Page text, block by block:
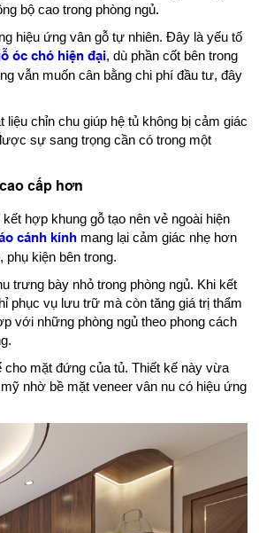
bộ cao trong phòng ngủ.
hiệu ứng vân gỗ tự nhiên. Đây là yếu tố
óc chó hiện đại, dù phần cốt bên trong
vẫn muốn cân bằng chi phí đầu tư, đây
chỉn chu giúp hệ tủ không bị cảm giác
sự sang trọng cần có trong một
cấp hơn
hợp khung gỗ tạo nên vẻ ngoài hiện
cánh kính mang lại cảm giác nhẹ hơn
phụ kiện bên trong.
trưng bày nhỏ trong phòng ngủ. Khi kết
phục vụ lưu trữ mà còn tăng giá trị thẩm
với những phòng ngủ theo phong cách
cho mặt đứng của tủ. Thiết kế này vừa
nhờ bề mặt veneer vân nu có hiệu ứng